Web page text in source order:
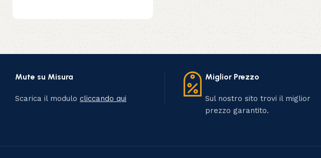
Mute su Misura
Scarica il modulocliccando qui
Miglior Prezzo
Sul nostro sito trovi il miglior
prezzo garantito.